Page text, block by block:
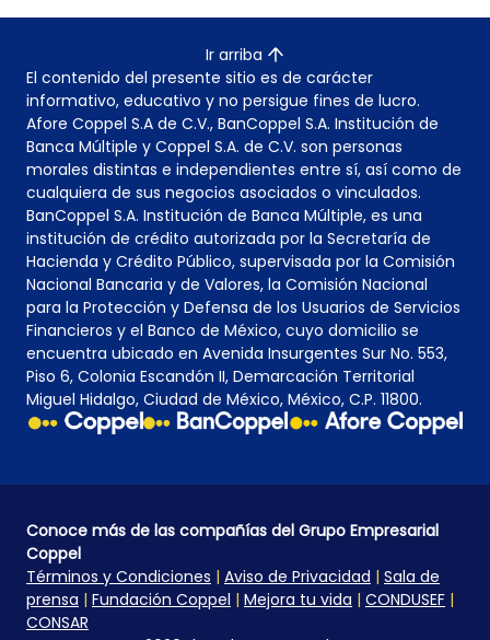
Ir arriba
El contenido del presente sitio es de carácter
informativo, educativo y no persigue fines de lucro.
Afore Coppel S.A de C.V., BanCoppel S.A. Institución de
Banca Múltiple y Coppel S.A. de C.V. son personas
morales distintas e independientes entre sí, así como de
cualquiera de sus negocios asociados o vinculados.
BanCoppel S.A. Institución de Banca Múltiple, es una
institución de crédito autorizada por la Secretaría de
Hacienda y Crédito Público, supervisada por la Comisión
Nacional Bancaria y de Valores, la Comisión Nacional
para la Protección y Defensa de los Usuarios de Servicios
Financieros y el Banco de México, cuyo domicilio se
encuentra ubicado en Avenida Insurgentes Sur No. 553,
Piso 6, Colonia Escandón II, Demarcación Territorial
Miguel Hidalgo, Ciudad de México, México, C.P. 11800.
Conoce más de las compañías del Grupo Empresarial
Coppel
Términos y Condiciones | Aviso de Privacidad | Sala de
prensa | Fundación Coppel | Mejora tu vida | CONDUSEF |
CONSAR